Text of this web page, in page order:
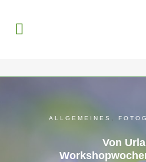
ALLGEMEINES
Von